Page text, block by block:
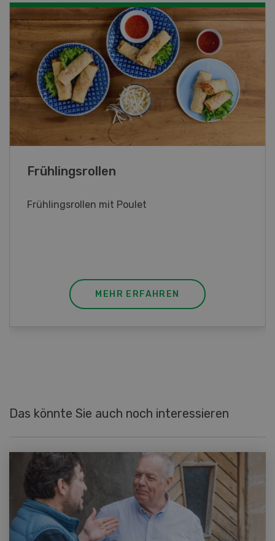
Poulet mit Spinat-Dörrtomaten-
MEHR ERFAHREN
Das könnte Sie auch noch interessieren